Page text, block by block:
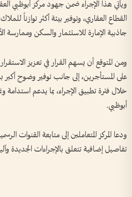
ويأتي هذا الإجراء ضمن جهود مركز أبوظبي
القطاع العقاري، وتوفير بيئة أكثر توازناً
جاذبية الإمارة للاستثمار والسكن وممارسة
ومن المتوقع أن يسهم القرار في تعزيز الاستقرار
على المستأجرين، إلى جانب توفير وضوح أكبر
خلال فترة تطبيق الإجراء، بما يدعم استدامة
أبوظبي.
ودعا المركز المتعاملين إلى متابعة القنوات
تفاصيل إضافية تتعلق بالإجراءات الجديدة